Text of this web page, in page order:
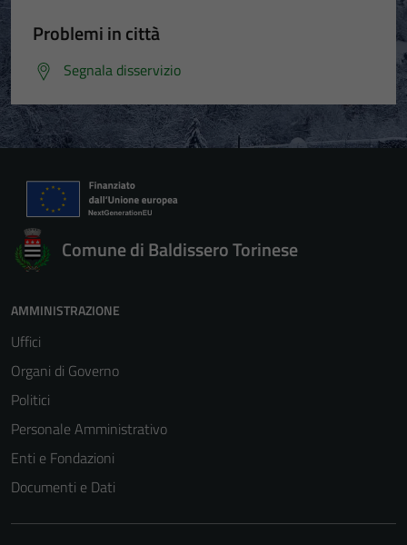
Problemi in città
Segnala disservizio
Comune di Baldissero Torinese
AMMINISTRAZIONE
Uffici
Organi di Governo
Politici
Personale Amministrativo
Enti e Fondazioni
Documenti e Dati